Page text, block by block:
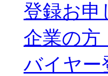
登録お申
企業の方
バイヤー